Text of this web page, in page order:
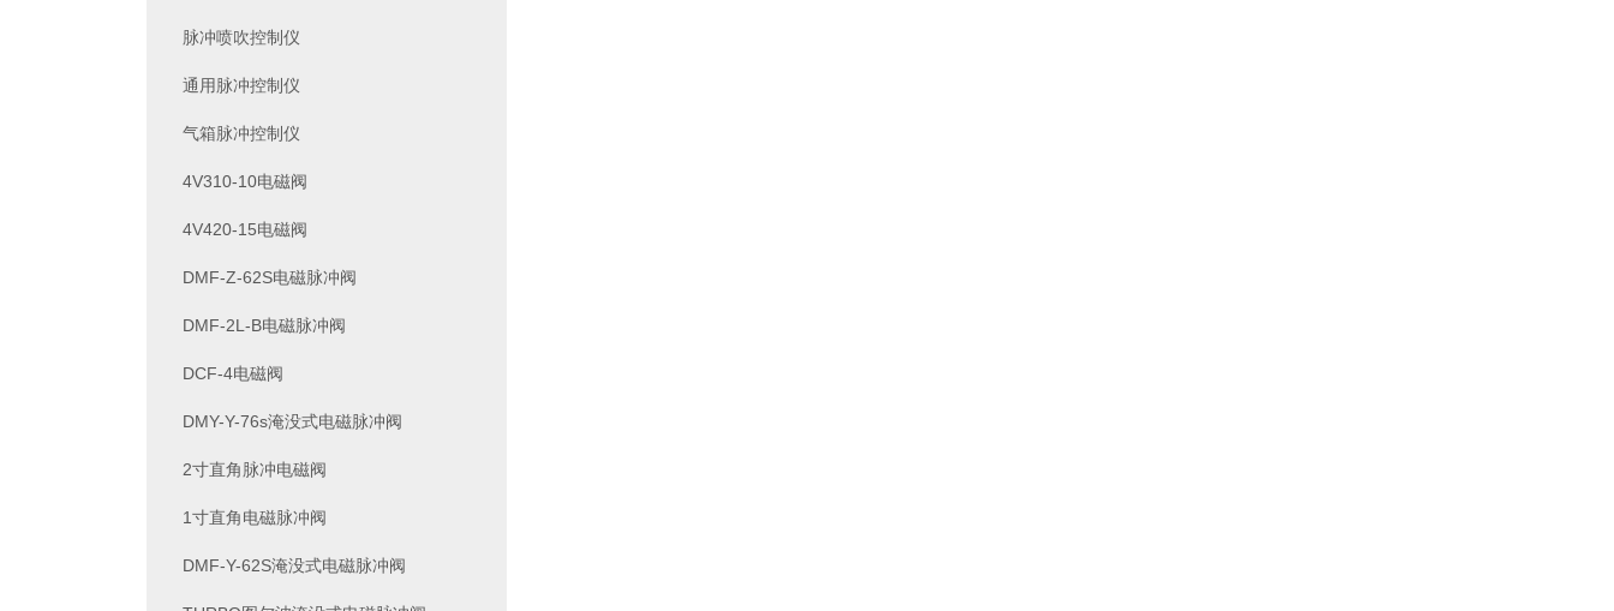
脉冲喷吹控制仪
通用脉冲控制仪
气箱脉冲控制仪
4V310-10电磁阀
4V420-15电磁阀
DMF-Z-62S电磁脉冲阀
DMF-2L-B电磁脉冲阀
DCF-4电磁阀
DMY-Y-76s淹没式电磁脉冲阀
2寸直角脉冲电磁阀
1寸直角电磁脉冲阀
DMF-Y-62S淹没式电磁脉冲阀